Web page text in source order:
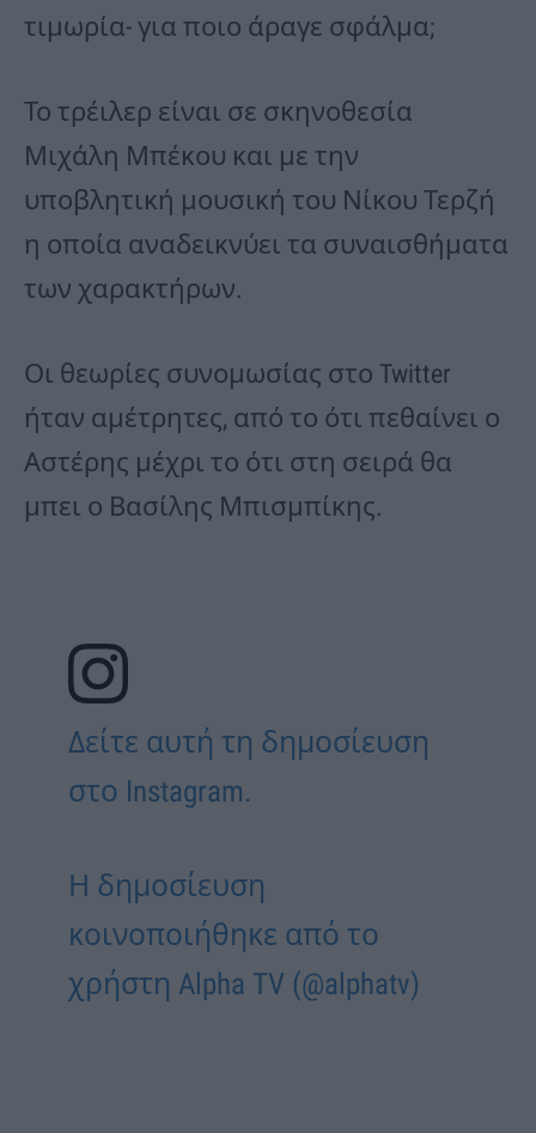
τιμωρία- για ποιο άραγε σφάλμα;
Το τρέιλερ είναι σε σκηνοθεσία
Μιχάλη Μπέκου και με την
υποβλητική μουσική του Νίκου Τερζή
η οποία αναδεικνύει τα συναισθήματα
των χαρακτήρων.
Οι θεωρίες συνομωσίας στο Twitter
ήταν αμέτρητες, από το ότι πεθαίνει ο
Αστέρης μέχρι το ότι στη σειρά θα
μπει ο Βασίλης Μπισμπίκης.
Δείτε αυτή τη δημοσίευση
στο Instagram.
Η δημοσίευση
κοινοποιήθηκε από το
χρήστη Alpha TV (@alphatv)